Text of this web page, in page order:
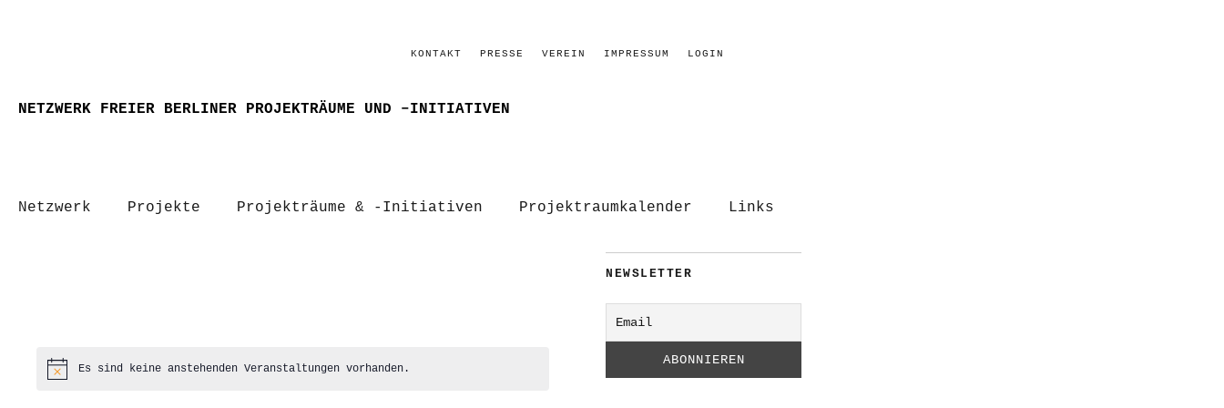
KONTAKT PRESSE VEREIN IMPRESSUM LOGIN
NETZWERK FREIER BERLINER PROJEKTRÄUME UND –INITIATIVEN
Netzwerk Projekte Projekträume & -Initiativen Projektraumkalender Links
HinweisEs sind keine anstehenden Veranstaltungen vorhanden.
NEWSLETTER